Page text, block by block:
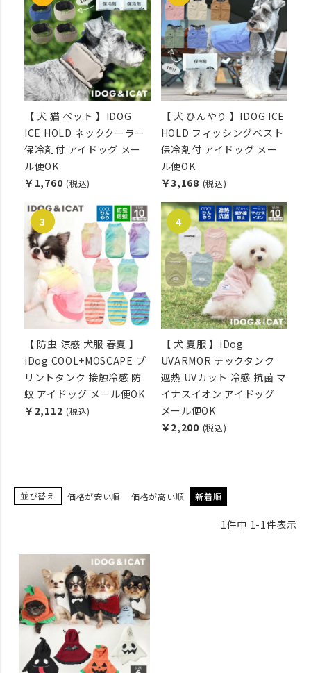
【 犬 猫 ペット 】IDOG
ICE HOLD ネッククーラー
保冷剤付 アイドッグ メー
ル便OK
￥1,760 (税込)
【 犬 ひんやり 】IDOG ICE
HOLD フィッシングベスト
保冷剤付 アイドッグ メー
ル便OK
￥3,168 (税込)
【 防虫 涼感 犬服 春夏 】
iDog COOL+MOSCAPE プ
リントタンク 接触冷感 防
蚊 アイドッグ メール便OK
￥2,112 (税込)
【 犬 夏服 】iDog
UVARMOR テックタンク
遮熱 UVカット 冷感 抗菌 マ
イナスイオン アイドッグ
メール便OK
￥2,200 (税込)
並び替え 価格が安い順 価格が高い順 新着順
1件中 1-1件表示